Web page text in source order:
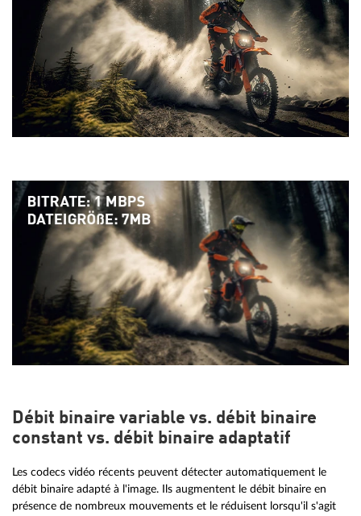
Débit binaire variable vs. débit binaire
constant vs. débit binaire adaptatif
Les codecs vidéo récents peuvent détecter automatiquement le
débit binaire adapté à l'image. Ils augmentent le débit binaire en
présence de nombreux mouvements et le réduisent lorsqu'il s'agit